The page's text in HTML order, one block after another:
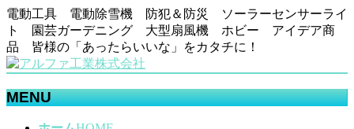
電動工具 電動除雪機 防犯＆防災 ソーラーセンサーライ
ト 園芸ガーデニング 大型扇風機 ホビー アイデア商
品 皆様の「あったらいいな」をカタチに！
MENU